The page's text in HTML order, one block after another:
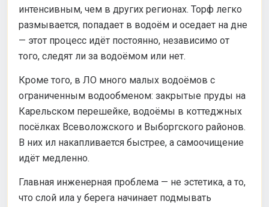
интенсивным, чем в других регионах. Торф легко
размывается, попадает в водоём и оседает на дне
— этот процесс идёт постоянно, независимо от
того, следят ли за водоёмом или нет.
Кроме того, в ЛО много малых водоёмов с
ограниченным водообменом: закрытые пруды на
Карельском перешейке, водоёмы в коттеджных
посёлках Всеволожского и Выборгского районов.
В них ил накапливается быстрее, а самоочищение
идёт медленно.
Главная инженерная проблема — не эстетика, а то,
что слой ила у берега начинает подмывать